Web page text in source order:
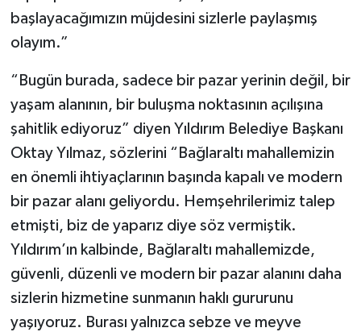
başlayacağımızın müjdesini sizlerle paylaşmış
olayım.”
“Bugün burada, sadece bir pazar yerinin değil, bir
yaşam alanının, bir buluşma noktasının açılışına
şahitlik ediyoruz” diyen Yıldırım Belediye Başkanı
Oktay Yılmaz, sözlerini “Bağlaraltı mahallemizin
en önemli ihtiyaçlarının başında kapalı ve modern
bir pazar alanı geliyordu. Hemşehrilerimiz talep
etmişti, biz de yaparız diye söz vermiştik.
Yıldırım’ın kalbinde, Bağlaraltı mahallemizde,
güvenli, düzenli ve modern bir pazar alanını daha
sizlerin hizmetine sunmanın haklı gururunu
yaşıyoruz. Burası yalnızca sebze ve meyve